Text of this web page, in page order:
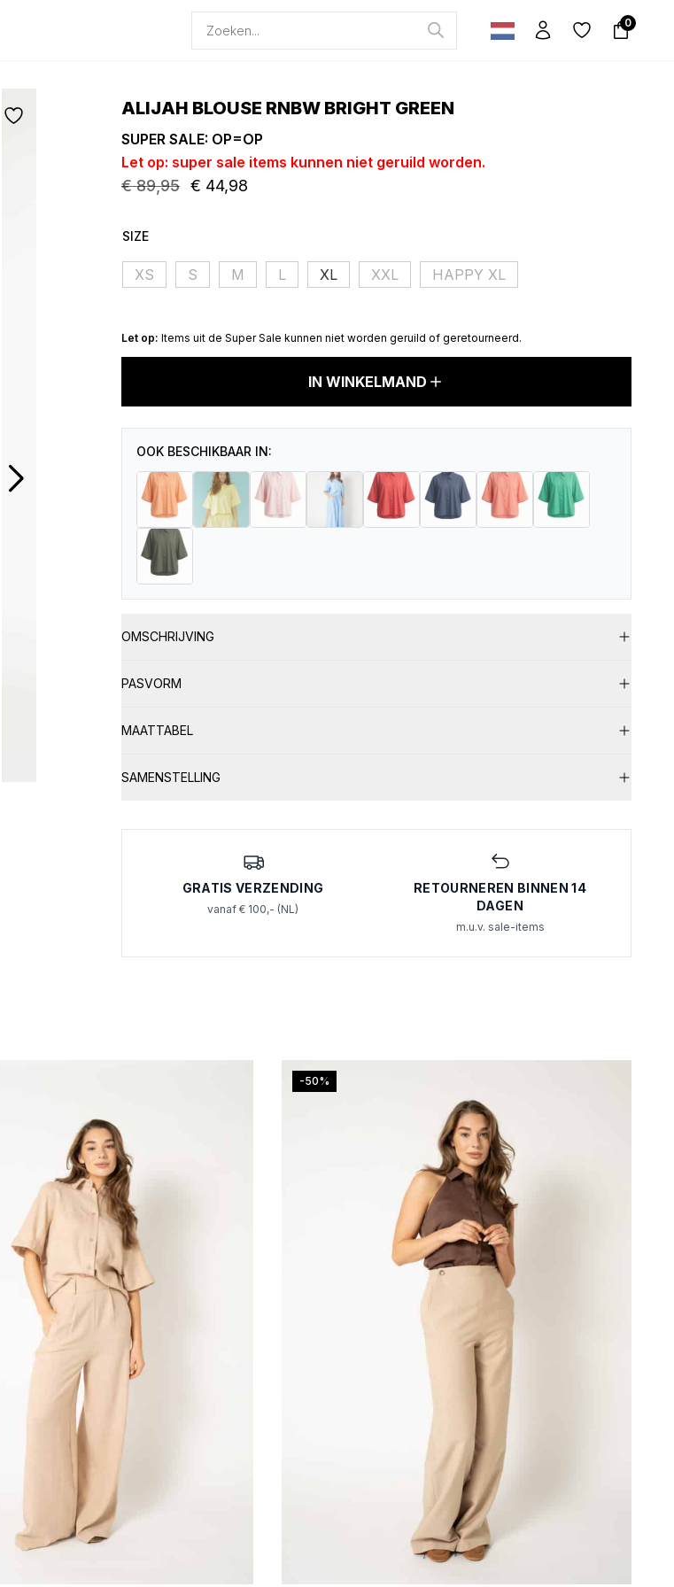
zoeken
0
ALIJAH BLOUSE RNBW BRIGHT GREEN
SUPER SALE: OP=OP
Let op: super sale items kunnen niet geruild worden.
€89,95
Oorspronkelijke
was:
€ 89,95.
€ 44,98
Huidige
is:
€ 44,98.
SIZE
XS S M L XL XXL HAPPY XL
Let op: Items uit de Super Sale kunnen niet worden geruild of geretourneerd.
ALIJAH
Bright
Green
aantal
IN WINKELMAND
OOK BESCHIKBAAR IN:
OMSCHRIJVING
PASVORM
MAATTABEL
SAMENSTELLING
GRATIS VERZENDING
vanaf € 100,- (NL)
RETOURNEREN BINNEN 14
DAGEN
m.u.v. sale-items
-50%